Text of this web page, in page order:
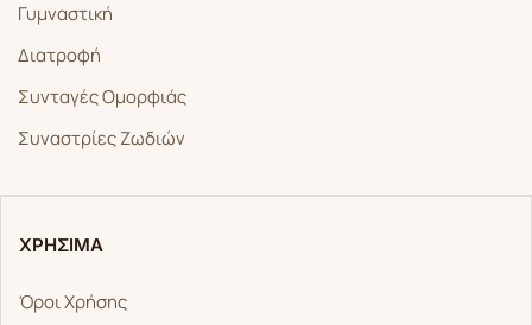
Γυμναστική
Διατροφή
Συνταγές Ομορφιάς
Συναστρίες Ζωδιών
ΧΡΗΣΙΜΑ
Όροι Χρήσης